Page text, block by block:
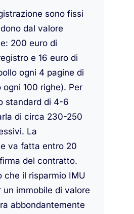
sono fissi
dal valore
200 euro di
e 16 euro di
ogni 4 pagine di
100 righe). Per
standard di 4-6
di circa 230-250
La
va fatta entro 20
del contratto.
che il risparmio IMU
un immobile di valore
abbondantemente